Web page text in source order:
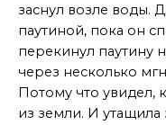
заснул возле воды.
паутиной, пока он
перекинул паутину
через несколько
Потому что увидел,
из земли. И утащила